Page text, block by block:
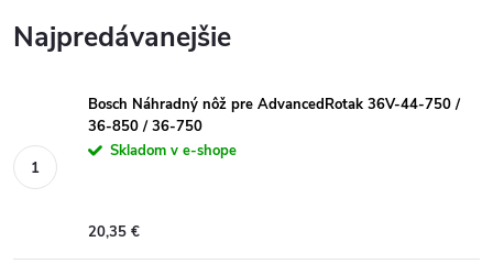
Najpredávanejšie
Bosch Náhradný nôž pre AdvancedRotak 36V-44-750 /
36-850 / 36-750
Skladom v e-shope
20,35 €